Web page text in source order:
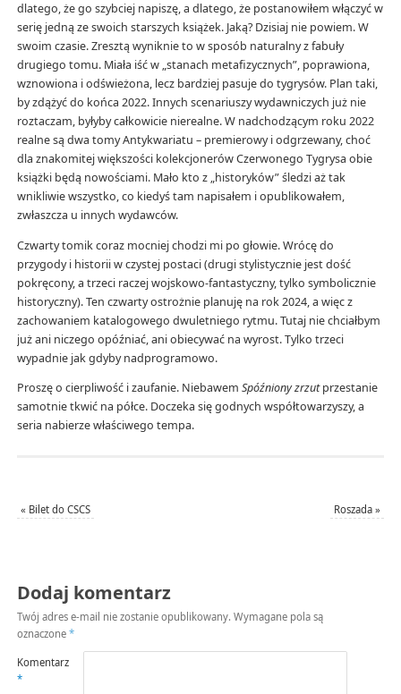
dlatego, że go szybciej napiszę, a dlatego, że postanowiłem włączyć w
serię jedną ze swoich starszych książek. Jaką? Dzisiaj nie powiem. W
swoim czasie. Zresztą wyniknie to w sposób naturalny z fabuły
drugiego tomu. Miała iść w „stanach metafizycznych”, poprawiona,
wznowiona i odświeżona, lecz bardziej pasuje do tygrysów. Plan taki,
by zdążyć do końca 2022. Innych scenariuszy wydawniczych już nie
roztaczam, byłyby całkowicie nierealne. W nadchodzącym roku 2022
realne są dwa tomy Antykwariatu – premierowy i odgrzewany, choć
dla znakomitej większości kolekcjonerów Czerwonego Tygrysa obie
książki będą nowościami. Mało kto z „historyków” śledzi aż tak
wnikliwie wszystko, co kiedyś tam napisałem i opublikowałem,
zwłaszcza u innych wydawców.
Czwarty tomik coraz mocniej chodzi mi po głowie. Wrócę do
przygody i historii w czystej postaci (drugi stylistycznie jest dość
pokręcony, a trzeci raczej wojskowo-fantastyczny, tylko symbolicznie
historyczny). Ten czwarty ostrożnie planuję na rok 2024, a więc z
zachowaniem katalogowego dwuletniego rytmu. Tutaj nie chciałbym
już ani niczego opóźniać, ani obiecywać na wyrost. Tylko trzeci
wypadnie jak gdyby nadprogramowo.
Proszę o cierpliwość i zaufanie. Niebawem Spóźniony zrzutprzestanie
samotnie tkwić na półce. Doczeka się godnych współtowarzyszy, a
seria nabierze właściwego tempa.
« Bilet do CSCS Roszada»
Dodaj komentarz
Twój adres e-mail nie zostanie opublikowany. Wymagane pola są
oznaczone *
Komentarz
*